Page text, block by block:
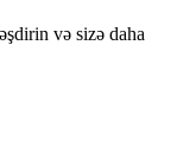
və sizə daha